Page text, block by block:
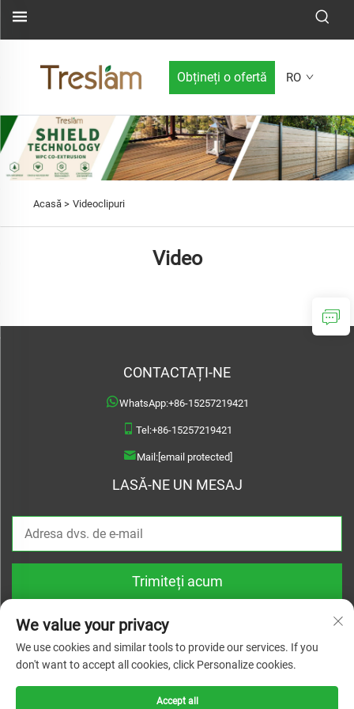
Obțineți o ofertă RO
Acasă > Videoclipuri
Video
CONTACTAȚI-NE
WhatsApp:+86-15257219421
Tel:+86-15257219421
Mail:[email protected]
LASĂ-NE UN MESAJ
Trimiteți acum
confidențialitate
We value your privacy
We use cookies and similar tools to provide our services. If you
don't want to accept all cookies, click Personalize cookies.
Accept all